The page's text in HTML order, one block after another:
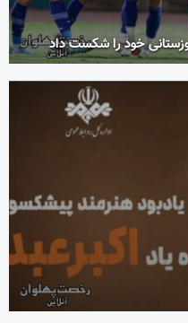
خود را شکست داد